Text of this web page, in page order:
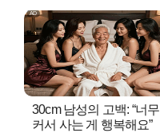
30cm 남성의 고백: “너무
커서 사는 게 행복해요”